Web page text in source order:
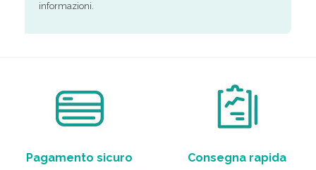
informazioni.
Pagamento sicuro Consegna rapida